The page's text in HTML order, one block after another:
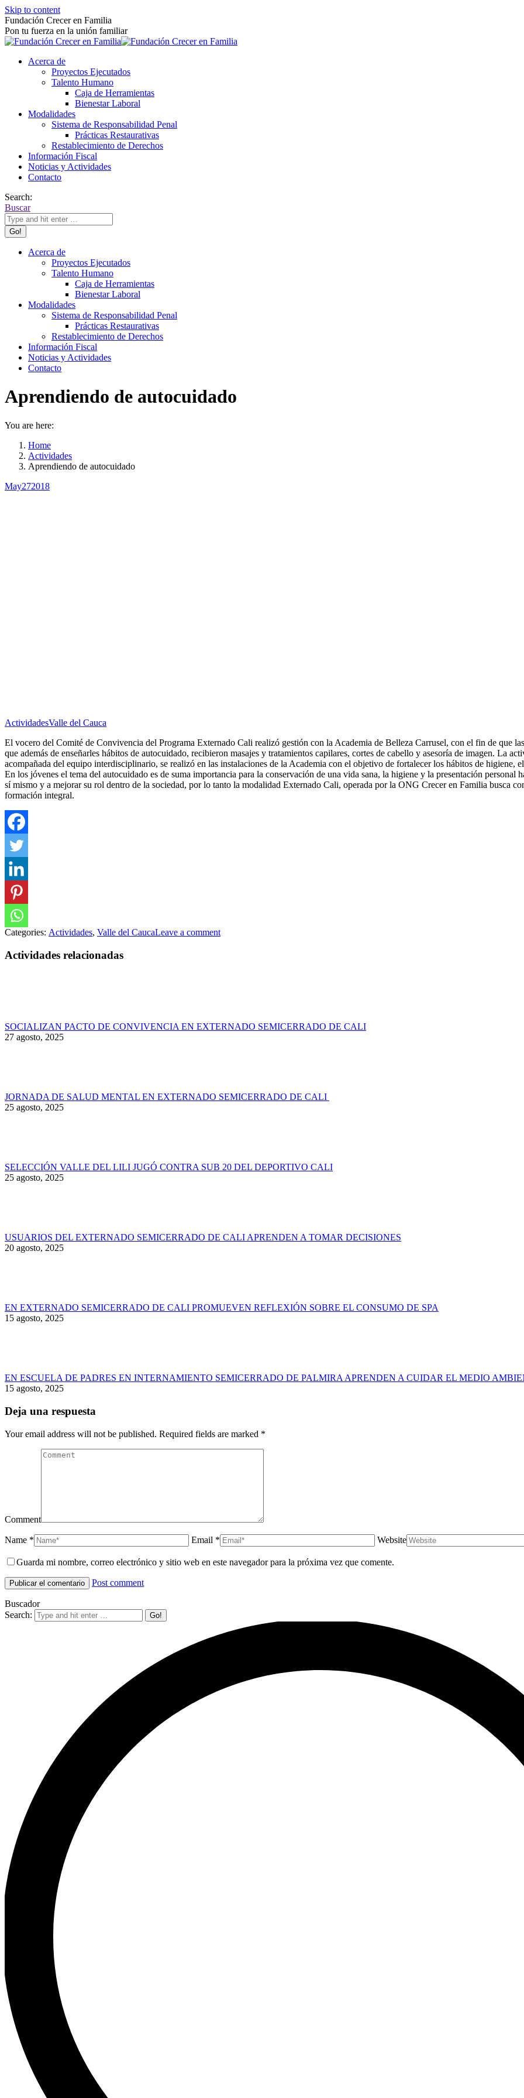
Skip to content
Fundación Crecer en Familia
Pon tu fuerza en la unión familiar
Acerca de
Proyectos Ejecutados
Talento Humano
Caja de Herramientas
Bienestar Laboral
Modalidades
Sistema de Responsabilidad Penal
Prácticas Restaurativas
Restablecimiento de Derechos
Información Fiscal
Noticias y Actividades
Contacto
Search:
Buscar
Acerca de
Proyectos Ejecutados
Talento Humano
Caja de Herramientas
Bienestar Laboral
Modalidades
Sistema de Responsabilidad Penal
Prácticas Restaurativas
Restablecimiento de Derechos
Información Fiscal
Noticias y Actividades
Contacto
Aprendiendo de autocuidado
You are here:
Home
Actividades
Aprendiendo de autocuidado
May272018
ActividadesValle del Cauca
El vocero del Comité de Convivencia del Programa Externado Cali realizó gestión con la Academia de Belleza Carrusel, con el fin de que
que además de enseñarles hábitos de autocuidado, recibieron masajes y tratamientos capilares, cortes de cabello y asesoría de imagen. La
acompañada del equipo interdisciplinario, se realizó en las instalaciones de la Academia con el objetivo de fortalecer los hábitos de higiene,
En los jóvenes el tema del autocuidado es de suma importancia para la conservación de una vida sana, la higiene y la presentación personal
sí mismo y a mejorar su rol dentro de la sociedad, por lo tanto la modalidad Externado Cali, operada por la ONG Crecer en Familia busca
formación integral.
Categories: Actividades, Valle del CaucaLeave a comment
Actividades relacionadas
SOCIALIZAN PACTO DE CONVIVENCIA EN EXTERNADO SEMICERRADO DE CALI
27 agosto, 2025
JORNADA DE SALUD MENTAL EN EXTERNADO SEMICERRADO DE CALI
25 agosto, 2025
SELECCIÓN VALLE DEL LILI JUGÓ CONTRA SUB 20 DEL DEPORTIVO CALI
25 agosto, 2025
USUARIOS DEL EXTERNADO SEMICERRADO DE CALI APRENDEN A TOMAR DECISIONES
20 agosto, 2025
EN EXTERNADO SEMICERRADO DE CALI PROMUEVEN REFLEXIÓN SOBRE EL CONSUMO DE SPA
15 agosto, 2025
EN ESCUELA DE PADRES EN INTERNAMIENTO SEMICERRADO DE PALMIRA APRENDEN A CUIDAR EL MEDIO
15 agosto, 2025
Deja una respuesta
Your email address will not be published. Required fields are marked *
Comment
Name * Email * Website
Guarda mi nombre, correo electrónico y sitio web en este navegador para la próxima vez que comente.
Post comment
Buscador
Search: